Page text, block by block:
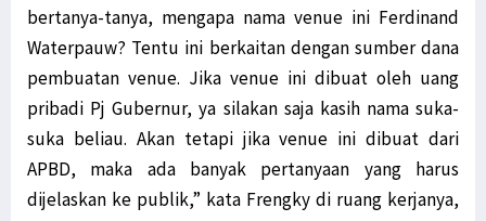
bertanya-tanya, mengapa nama venue ini Ferdinand
Waterpauw? Tentu ini berkaitan dengan sumber dana
pembuatan venue. Jika venue ini dibuat oleh uang
pribadi Pj Gubernur, ya silakan saja kasih nama suka-
suka beliau. Akan tetapi jika venue ini dibuat dari
APBD, maka ada banyak pertanyaan yang harus
dijelaskan ke publik,” kata Frengky di ruang kerjanya,